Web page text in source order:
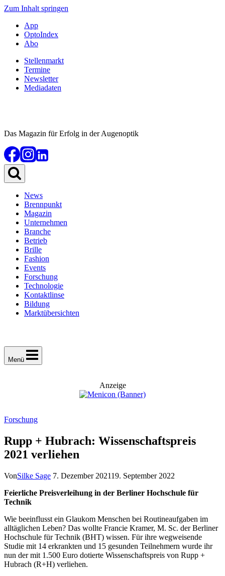
Zum Inhalt springen
App
OptoIndex
Abo
Stellenmarkt
Termine
Newsletter
Mediadaten
Das Magazin für Erfolg in der Augenoptik
News
Brennpunkt
Magazin
Unternehmen
Branche
Betrieb
Brille
Fashion
Events
Forschung
Technologie
Kontaktlinse
Bildung
Marktübersichten
Menü
Anzeige
Forschung
Rupp + Hubrach: Wissenschaftspreis
2021 verliehen
VonSilke Sage 7. Dezember 202119. September 2022
Feierliche Preisverleihung in der Berliner Hochschule für
Technik
Wie beeinflusst ein Glaukom Menschen bei Routineaufgaben im
alltäglichen Leben? Das wollte Francie Kramer, M. Sc. der Berliner
Hochschule für Technik (BHT) wissen. Für ihre wegweisende
Studie mit 14 erkrankten und 15 gesunden Teilnehmern wurde ihr
nun der mit 1.500 Euro dotierte Wissenschaftspreis von Rupp +
Hubrach (R+H) verliehen.